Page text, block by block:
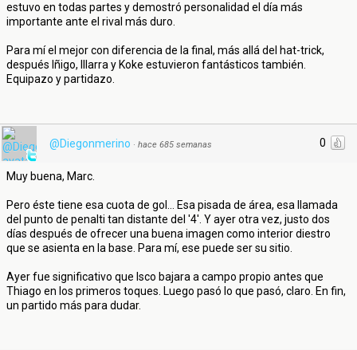
estuvo en todas partes y demostró personalidad el día más
importante ante el rival más duro.
Para mí el mejor con diferencia de la final, más allá del hat-trick,
después Iñigo, Illarra y Koke estuvieron fantásticos también.
Equipazo y partidazo.
0
@Diegonmerino · hace 685 semanas
Muy buena, Marc.
Pero éste tiene esa cuota de gol... Esa pisada de área, esa llamada
del punto de penalti tan distante del '4'. Y ayer otra vez, justo dos
días después de ofrecer una buena imagen como interior diestro
que se asienta en la base. Para mí, ese puede ser su sitio.
Ayer fue significativo que Isco bajara a campo propio antes que
Thiago en los primeros toques. Luego pasó lo que pasó, claro. En fin,
un partido más para dudar.